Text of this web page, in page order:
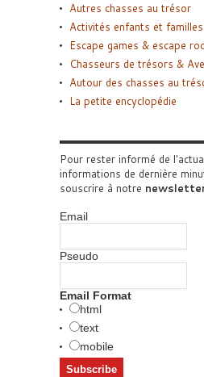
Autres chasses au trésor
Activités enfants et familles
Escape games & escape
Chasseurs de trésors &
Autour des chasses au
La petite encyclopédie
Pour rester informé de
informations de dernière
souscrire à notre
Email
Pseudo
Email Format
html
text
mobile